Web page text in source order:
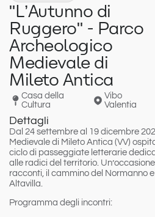
"L’Autunno di
Ruggero" - Parco
Archeologico
Medievale di
Mileto Antica
Casa della
Cultura
Vibo
Valentia
Dettagli
Dal 24 settembre al 19 dicembre
Medievale di Mileto Antica (VV)
ciclo di passeggiate letterarie
alle radici del territorio.
racconti, il cammino del Normanno
Altavilla.
Programma degli incontri: